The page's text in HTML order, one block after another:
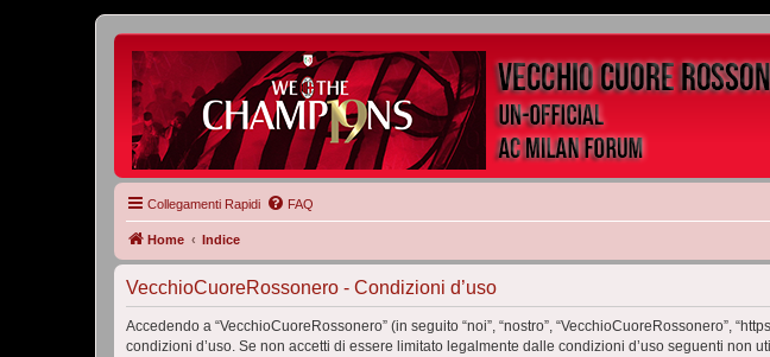
Collegamenti Rapidi FAQ
Home Indice
VecchioCuoreRossonero - Condizioni d’uso
Accedendo a “VecchioCuoreRossonero” (in seguito “noi”, “nostro”, “VecchioCuoreRossonero”,
condizioni d’uso. Se non accetti di essere limitato legalmente dalle condizioni d’uso seguenti non